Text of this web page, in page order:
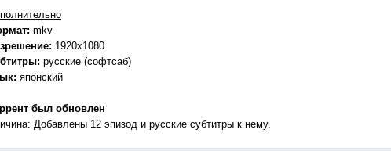
mkv
1920x1080
русские (софтсаб)
японский
был обновлен
Добавлены 12 эпизод и русские субтитры к нему.